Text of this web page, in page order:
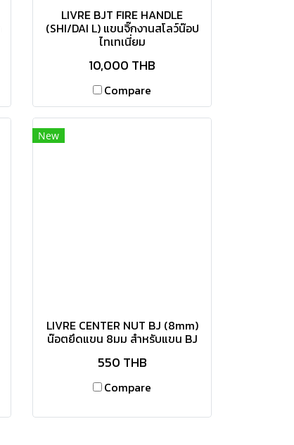
LIVRE BJT FIRE HANDLE
(SHI/DAI L) แขนจิ๊กงานสโลว์น๊อป
ไทเทเนี่ยม
10,000 THB
Compare
New
LIVRE CENTER NUT BJ (8mm)
น๊อตยึดแขน 8มม สำหรับแขน BJ
550 THB
Compare